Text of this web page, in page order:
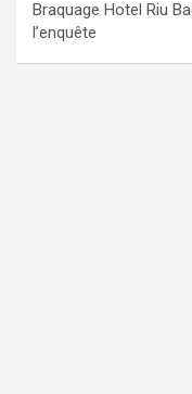
Braquage Hotel Riu
l’enquête